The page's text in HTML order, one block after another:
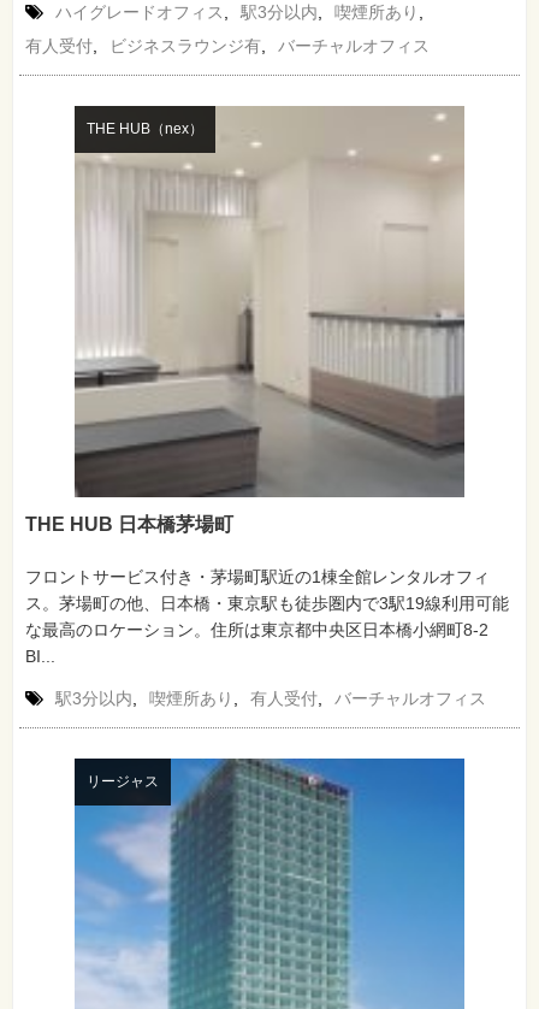
ハイグレードオフィス 駅3分以内 喫煙所あり
有人受付
ビジネスラウンジ有 バーチャルオフィス
THE HUB（nex）
THE HUB 日本橋茅場町
フロントサービス付き・茅場町駅近の1棟全館レンタルオフィ
ス。茅場町の他、日本橋・東京駅も徒歩圏内で3駅19線利用可能
な最高のロケーション。住所は東京都中央区日本橋小網町8-2
BI...
駅3分以内 喫煙所あり 有人受付 バーチャルオフィス
リージャス